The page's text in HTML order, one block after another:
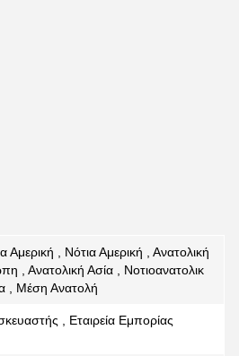
Αμερική , Νότια Αμερική , Ανατολική
, Ανατολική Ασία , Νοτιοανατολικ
, Μέση Ανατολή
, Εταιρεία Εμπορίας